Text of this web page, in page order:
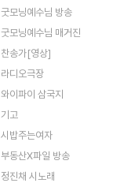
굿모닝예수님 방송
굿모닝예수님 매거진
찬송가[영상]
라디오극장
와이파이 삼국지
기고
시밥주는여자
부동산X파일 방송
정진채 시노래